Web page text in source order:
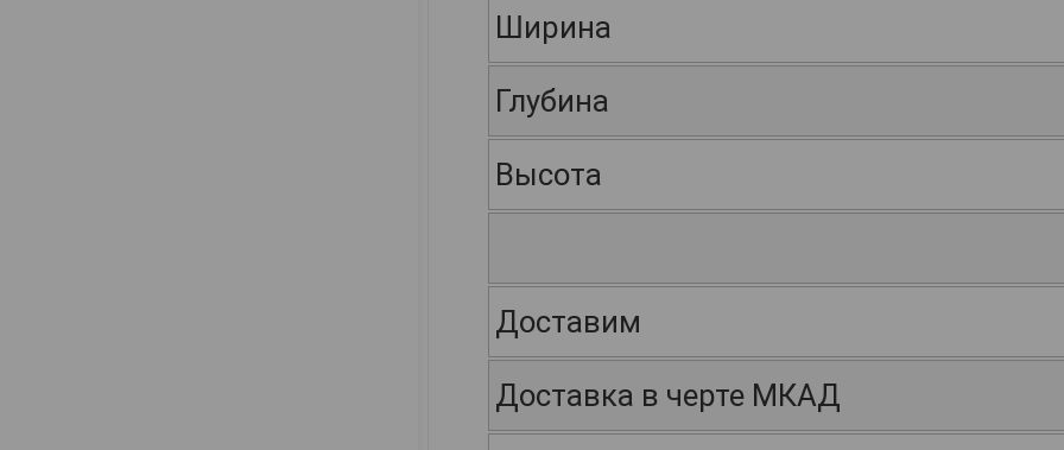
Ширина
Глубина
Высота
Доставим
Доставка в черте МКАД